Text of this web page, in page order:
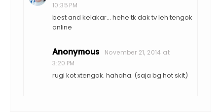
10:35 PM
best and kelakar... hehe tk dak tv leh tengok
online
Anonymous
November 21, 2014 at
3:20 PM
rugi kot xtengok. hahaha. (saja bg hot skit)